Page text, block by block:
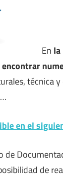
En
encontrar
técnica
en el
de
de